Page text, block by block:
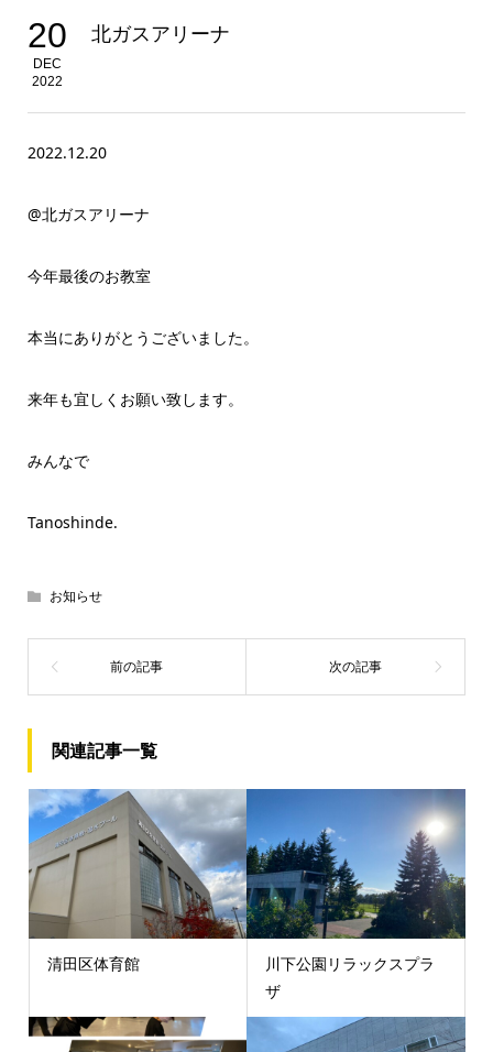
20
DEC
2022
北ガスアリーナ
2022.12.20
@北ガスアリーナ
今年最後のお教室
本当にありがとうございました。
来年も宜しくお願い致します。
みんなで
Tanoshinde.
お知らせ
関連記事一覧
清田区体育館
川下公園リラックスプラ
ザ